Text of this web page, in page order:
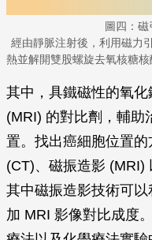
圖四：
經由靜脈注射後，利用磁
熱並解開雙股螺旋去氧核糖核
其中，具鐵磁性的氧
(MRI) 的對比劑，輔助
置。找出癌細胞位置